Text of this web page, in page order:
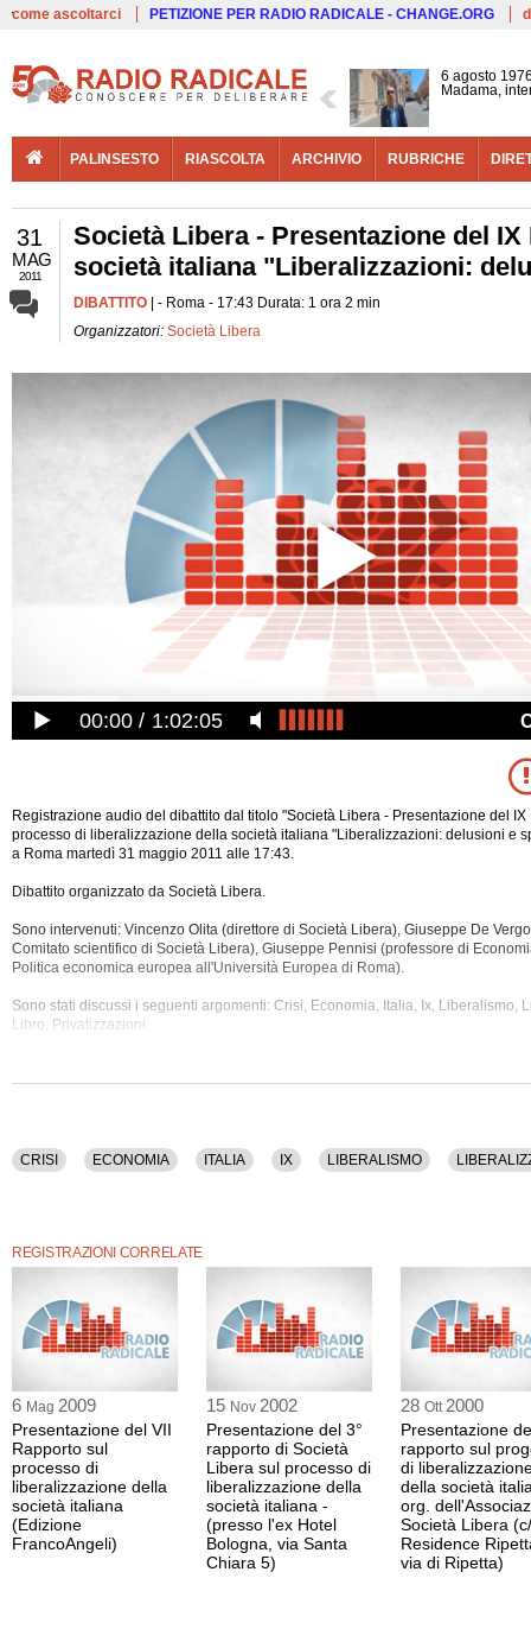
come ascoltarci PETIZIONE PER RADIO RADICALE - CHANGE.ORG
6 agosto
Madama,
PALINSESTO RIASCOLTA ARCHIVIO RUBRICHE
31
MAG
2011
Società Libera - Presentazione del
società italiana "Liberalizzazioni:
DIBATTITO | - Roma - 17:43 Durata: 1 ora 2 min
Organizzatori: Società Libera
00:00 1:02:05
Registrazione audio del dibattito dal titolo "Società Libera - Presentazione del IX
processo di liberalizzazione della società italiana "Liberalizzazioni: delusioni e
a Roma martedì 31 maggio 2011 alle 17:43.
Dibattito organizzato da Società Libera.
Sono intervenuti: Vincenzo Olita (direttore di Società Libera), Giuseppe De
Comitato scientifico di Società Libera), Giuseppe Pennisi (professore di
Politica economica europea all'Università Europea di Roma).
Sono stati discussi i seguenti argomenti: Crisi, Economia, Italia, Ix, Liberalismo,
Libro, Privatizzazioni.
CRISI ECONOMIA ITALIA IX LIBERALISMO
REGISTRAZIONI CORRELATE
6 Mag 2009
Presentazione del VII
Rapporto sul
processo di
liberalizzazione della
società italiana
(Edizione
FrancoAngeli)
15 Nov 2002
Presentazione del 3°
rapporto di Società
Libera sul processo di
liberalizzazione della
società italiana -
(presso l'ex Hotel
Bologna, via Santa
Chiara 5)
28 Ott 2000
Presentazione
rapporto sul
di
della società
org.
Società Libera
Residence
via di Ripetta)